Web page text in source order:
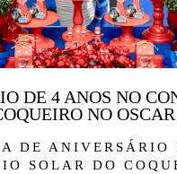
DE ANIVERSÁRIO
SOLAR DO
DE 4 ANOS NO
NO